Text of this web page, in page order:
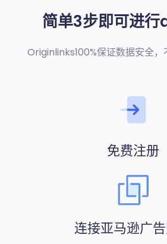
简单3步即可进
Originlinks100%保证数据安全，
免费注册
连接亚马逊广